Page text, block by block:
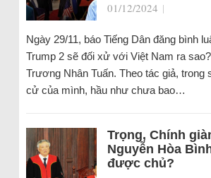
01/12/2024 |
Ngày 29/11, báo Tiếng Dân đăng bình
Trump 2 sẽ đối xử với Việt Nam ra
Trương Nhân Tuấn. Theo tác giả, trong
cử của mình, hầu như chưa bao…
Trọng, Chính
Nguyễn Hòa
được chủ?